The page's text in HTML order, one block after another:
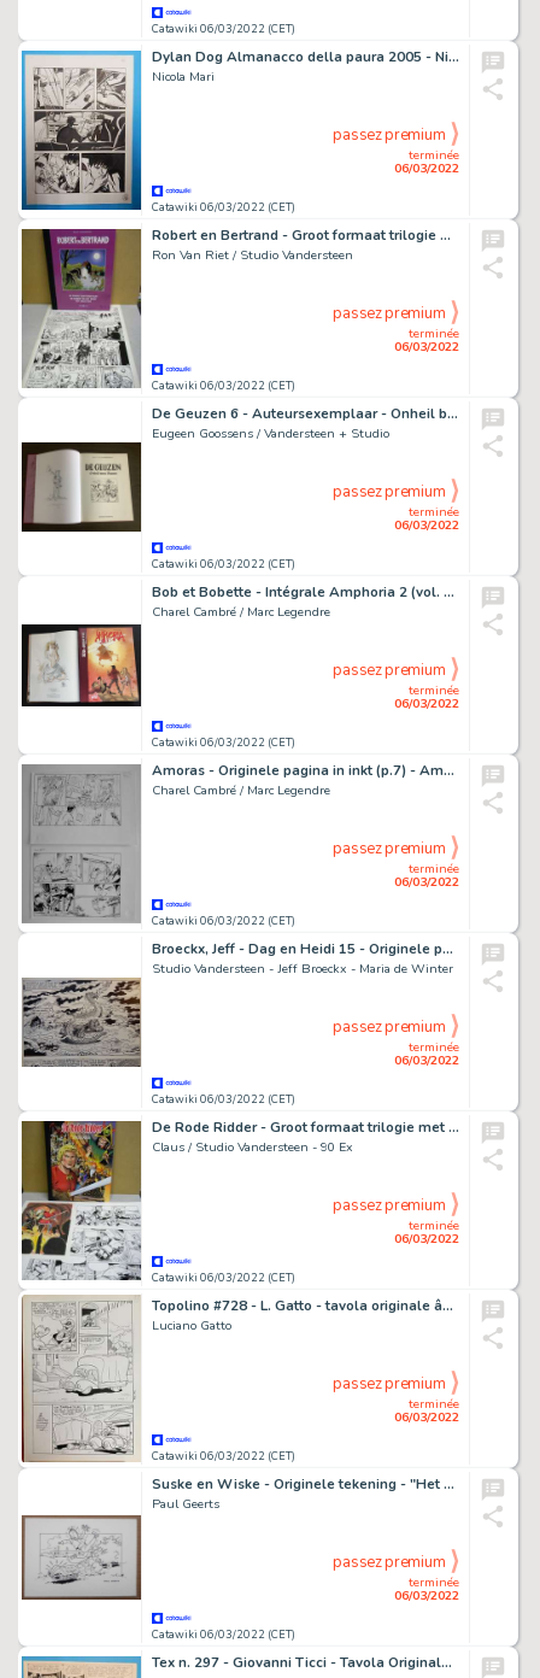
Catawiki 06/03/2022 (CET)
Dylan Dog Almanacco della paura 2005 - Nicola Mari - Tavola Originale "La strada per Babenco" - Page volante - Exemplaire unique - (2005)
Nicola Mari
Catawiki 06/03/2022 (CET)
terminée
06/03/2022
passez premium
Robert en Bertrand - Groot formaat trilogie met originele pagina (p.21) uit De Elfstedentocht - Cartonné - EO - (2019)
Ron Van Riet / Studio Vandersteen
Catawiki 06/03/2022 (CET)
terminée
06/03/2022
passez premium
De Geuzen 6 - Auteursexemplaar - Onheil boven Damme - Luxe - groot formaat + Opdrachttekening Goossens - Cartonné - EO - (2011)
Eugeen Goossens / Vandersteen + Studio
Catawiki 06/03/2022 (CET)
terminée
06/03/2022
passez premium
Bob et Bobette - Intégrale Amphoria 2 (vol. 4-5-6) + dédicace couleur - C - EO - (2020)
Charel Cambré / Marc Legendre
Catawiki 06/03/2022 (CET)
terminée
06/03/2022
passez premium
Amoras - Originele pagina in inkt (p.7) - Amoras deel 4 - Lambik - Page volante - (2014)
Charel Cambré / Marc Legendre
Catawiki 06/03/2022 (CET)
terminée
06/03/2022
passez premium
Broeckx, Jeff - Dag en Heidi 15 - Originele pagina (p.24) - De Drie Machten - (1986)
Studio Vandersteen - Jeff Broeckx - Maria de Winter
Catawiki 06/03/2022 (CET)
terminée
06/03/2022
passez premium
De Rode Ridder - Groot formaat trilogie met originele pagina (p.24) - De Zwarte drietand - Cartonné - EO - (2016)
Claus / Studio Vandersteen - 90 Ex
Catawiki 06/03/2022 (CET)
terminée
06/03/2022
passez premium
Topolino #728 - L. Gatto - tavola originale â€œPaperino e la brocca rapitaâ€ pag.176 - Page volante - (1969)
Luciano Gatto
Catawiki 06/03/2022 (CET)
terminée
06/03/2022
passez premium
Suske en Wiske - Originele tekening - "Het dreigende dinges" - Page volante
Paul Geerts
Catawiki 06/03/2022 (CET)
terminée
06/03/2022
passez premium
Tex n. 297 - Giovanni Ticci - Tavola Originale "Gli Avvoltoi" - Page volante - Exemplaire unique - (1985)